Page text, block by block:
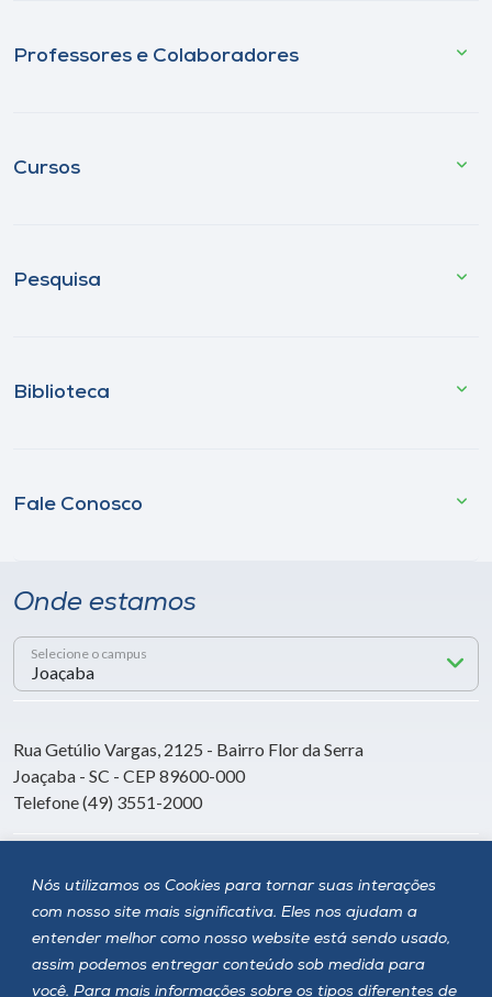
Nós utilizamos os Cookies para tornar suas interações
com nosso site mais significativa. Eles nos ajudam a
entender melhor como nosso website está sendo usado,
assim podemos entregar conteúdo sob medida para
você. Para mais informações sobre os tipos diferentes de
Professores e Colaboradores
Cursos
Pesquisa
Biblioteca
Fale Conosco
Onde estamos
Selecione o campus
Rua Getúlio Vargas, 2125 - Bairro Flor da Serra
Joaçaba - SC - CEP 89600-000
Telefone (49) 3551-2000
Siga a Unoesc